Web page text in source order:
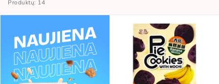
Produktų: 14